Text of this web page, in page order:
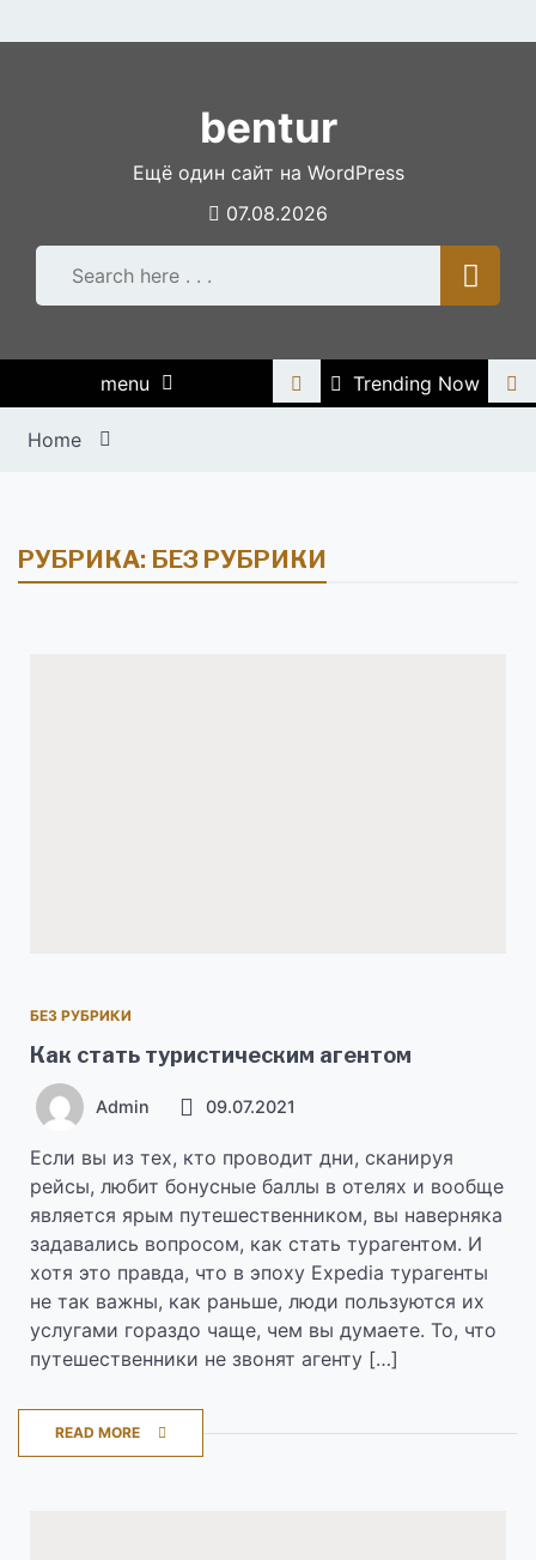
to
bentur
Ещё один сайт на WordPress
07.08.2026
menu Trending Now
Home
РУБРИКА: БЕЗ РУБРИКИ
БЕЗ РУБРИКИ
Как стать туристическим агентом
Admin 09.07.2021
Если вы из тех, кто проводит дни, сканируя
рейсы, любит бонусные баллы в отелях и вообще
является ярым путешественником, вы наверняка
задавались вопросом, как стать турагентом. И
хотя это правда, что в эпоху Expedia турагенты
не так важны, как раньше, люди пользуются их
услугами гораздо чаще, чем вы думаете. То, что
путешественники не звонят агенту […]
READ MORE